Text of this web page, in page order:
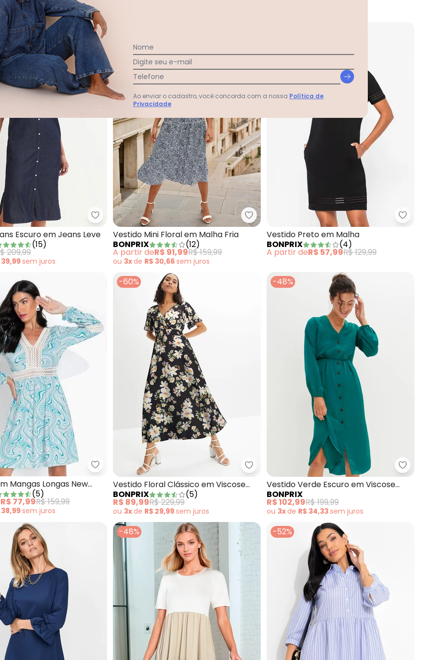
38,99sem juros
Preto em Malha Cotelêbonprix - Vestido Jeans Escuro em Jeans Leve
Escuro em Jeans Leve
(15)
209,99
39,99sem juros
bonprix - Vestido Mini Floral em Malha Fria
Vestido Mini Floral em Malha Fria
BONPRIX
(12)
A partir deR$ 91,99R$ 159,99
ou 3xde R$ 30,66sem juros
bonprix -
Vestido Preto em Malha
BONPRIX
(4)
A partir deR$ 57,99R$ 129,99
Onça em Malha Fria
bonprix - Vestido com Mangas Longas New Waves Verde
Mangas Longas New
(5)
R$ 77,99R$ 159,99
38,99sem juros
-60%
bonprix - Vestido Floral Clássico em Viscose
Vestido Floral Clássico em Viscose
Plana
BONPRIX (5)
R$ 89,99R$ 229,99
ou 3xde R$ 29,99sem juros
-48%
bonprix -
Vestido Verde Escuro em Viscose
Plana
BONPRIX
R$ 102,99R$ 199,99
ou 3xde R$ 34,33sem juros
-48% -52%
Nome
Digite seu e-mail
Telefone
Ao enviar o cadastro, você concorda com a nossa Política de
Privacidade